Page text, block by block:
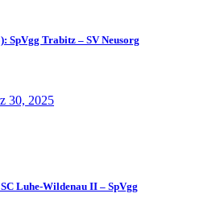
SpVgg Trabitz – SV Neusorg
30, 2025
Luhe-Wildenau II – SpVgg